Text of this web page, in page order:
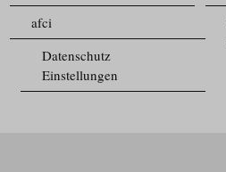
afci
Datenschutz
Einstellungen